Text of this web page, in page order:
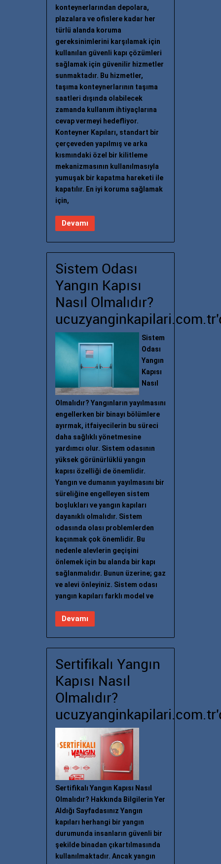
konteynerlarından depolara,
plazalara ve ofislere kadar her
türlü alanda koruma
gereksinimlerini karşılamak için
kullanılan güvenli kapı çözümleri
sağlamak için güvenilir hizmetler
sunmaktadır. Bu hizmetler,
taşıma konteynerlarının taşıma
saatleri dışında olabilecek
zamanda kullanım ihtiyaçlarına
cevap vermeyi hedefliyor.
Konteyner Kapıları, standart bir
çerçeveden yapılmış ve arka
kısmındaki özel bir kilitleme
mekanizmasının kullanılmasıyla
yumuşak bir kapatma hareketi ile
kapatılır. En iyi koruma sağlamak
için,
Devamı
Sistem Odası
Yangın Kapısı
Nasıl Olmalıdır?
Sistem
Odası
Yangın
Kapısı
Nasıl
Olmalıdır? Yangınların yayılmasını
engellerken bir binayı bölümlere
ayırmak, itfaiyecilerin bu süreci
daha sağlıklı yönetmesine
yardımcı olur. Sistem odasının
yüksek görünürlüklü yangın
kapısı özelliği de önemlidir.
Yangın ve dumanın yayılmasını bir
süreliğine engelleyen sistem
boşlukları ve yangın kapıları
dayanıklı olmalıdır. Sistem
odasında olası problemlerden
kaçınmak çok önemlidir. Bu
nedenle alevlerin geçişini
önlemek için bu alanda bir kapı
sağlanmalıdır. Bunun üzerine; gaz
ve alevi önleyiniz. Sistem odası
yangın kapıları farklı model ve
Devamı
Sertifikalı Yangın
Kapısı Nasıl
Olmalıdır?
Sertifikalı Yangın Kapısı Nasıl
Olmalıdır? Hakkında Bilgilerin Yer
Aldığı Sayfadasınız Yangın
kapıları herhangi bir yangın
durumunda insanların güvenli bir
şekilde binadan çıkartılmasında
kullanılmaktadır. Ancak yangın